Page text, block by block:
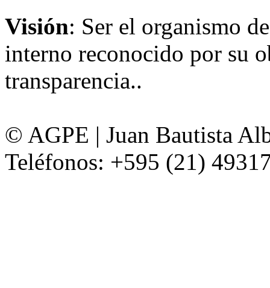
Visión: Ser el organismo
interno reconocido por su
transparencia..
© AGPE | Juan Bautista
Teléfonos: +595 (21)